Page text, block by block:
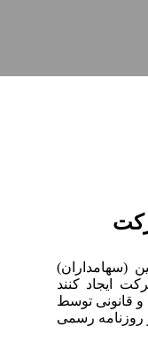
(سهامداران)
ایجاد کنند
و قانونی توسط
روزنامه رسمی